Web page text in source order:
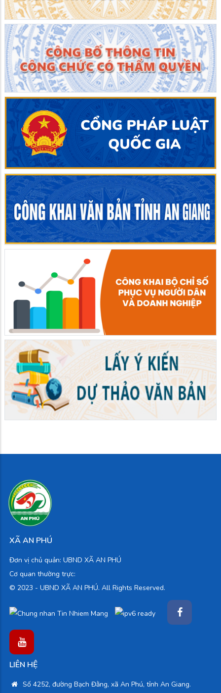
XÃ AN PHÚ
Đơn vị chủ quản: UBND XÃ AN PHÚ
Cơ quan thường trực:
© 2023 - UBND XÃ AN PHÚ. All Rights Reserved.
LIÊN HỆ
Số 4252, đường Bạch Đằng, xã An Phú, tỉnh An Giang.